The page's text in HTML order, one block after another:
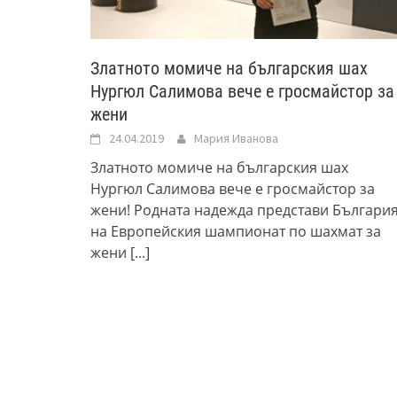
Златното момиче на българския шах
Нургюл Салимова вече е гросмайстор за
жени
24.04.2019 Мария Иванова
Златното момиче на българския шах
Нургюл Салимова вече е гросмайстор за
жени! Родната надежда представи
на Европейския шампионат по шахмат за
жени [...]